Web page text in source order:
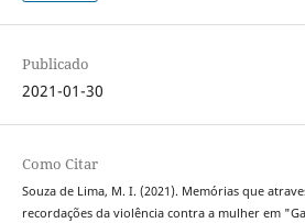
Publicado
2021-01-30
Como Citar
Souza de Lima, M. I. (2021). Memórias que
recordações da violência contra a mulher em